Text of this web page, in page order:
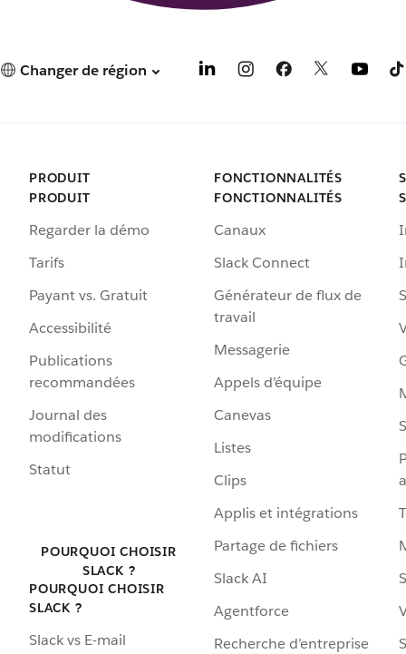
Changer de région
PRODUIT
PRODUIT
Regarder la démo
Tarifs
Payant vs. Gratuit
Accessibilité
Publications
recommandées
Journal des
modifications
Statut
POURQUOI CHOISIR
SLACK ?
POURQUOI CHOISIR
SLACK ?
Slack vs E-mail
FONCTIONNALITÉS
FONCTIONNALITÉS
Canaux
Slack Connect
Générateur de flux de
travail
Messagerie
Appels d’équipe
Canevas
Listes
Clips
Applis et intégrations
Partage de fichiers
Slack AI
Agentforce
Recherche d’entreprise